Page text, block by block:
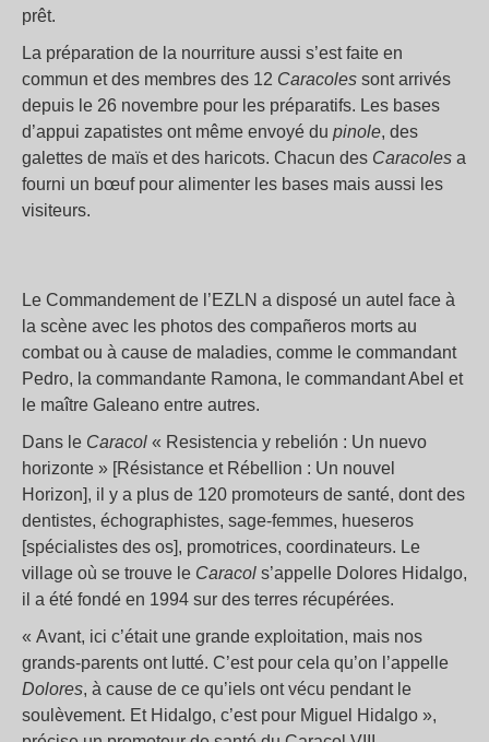
prêt.
La préparation de la nourriture aussi s’est faite en
commun et des membres des 12 Caracoles sont arrivés
depuis le 26 novembre pour les préparatifs. Les bases
d’appui zapatistes ont même envoyé du pinole, des
galettes de maïs et des haricots. Chacun des Caracoles a
fourni un bœuf pour alimenter les bases mais aussi les
visiteurs.
Le Commandement de l’EZLN a disposé un autel face à
la scène avec les photos des compañeros morts au
combat ou à cause de maladies, comme le commandant
Pedro, la commandante Ramona, le commandant Abel et
le maître Galeano entre autres.
Dans le Caracol « Resistencia y rebelión : Un nuevo
horizonte » [Résistance et Rébellion : Un nouvel
Horizon], il y a plus de 120 promoteurs de santé, dont des
dentistes, échographistes, sage-femmes, hueseros
[spécialistes des os], promotrices, coordinateurs. Le
village où se trouve le Caracol s’appelle Dolores Hidalgo,
il a été fondé en 1994 sur des terres récupérées.
« Avant, ici c’était une grande exploitation, mais nos
grands-parents ont lutté. C’est pour cela qu’on l’appelle
Dolores, à cause de ce qu’iels ont vécu pendant le
soulèvement. Et Hidalgo, c’est pour Miguel Hidalgo »,